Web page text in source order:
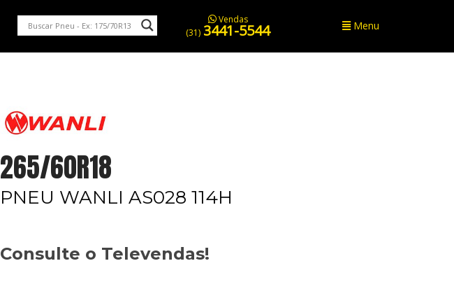
Vendas
(31) 3441-5544 Menu
265/60R18
PNEU WANLI AS028 114H
Consulte o Televendas!